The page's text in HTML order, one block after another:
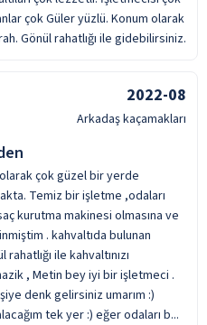
çok Güler yüzlü. Konum olarak
Gönül rahatlığı ile gidebilirsiniz.
2022-08
Arkadaş kaçamakları
çok güzel bir yerde
Temiz bir işletme ,odaları
kurutma makinesi olmasına ve
. kahvaltıda bulunan
ile kahvaltınızı
, Metin bey iyi bir işletmeci .
denk gelirsiniz umarım :)
tek yer :) eğer odaları b...